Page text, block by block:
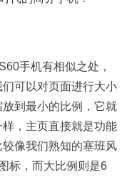
手机有相似之处，
可以对页面进行大小
到最小的比例，它就
，主页直接就是功能
像我们熟知的塞班风
标，而大比例则是6